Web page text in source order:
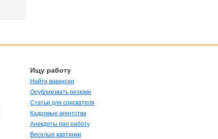
Ищу работу
Найти вакансии
Опубликовать резюме
Статьи для соискателя
Кадровые агентства
Анекдоты про работу
Веселые картинки